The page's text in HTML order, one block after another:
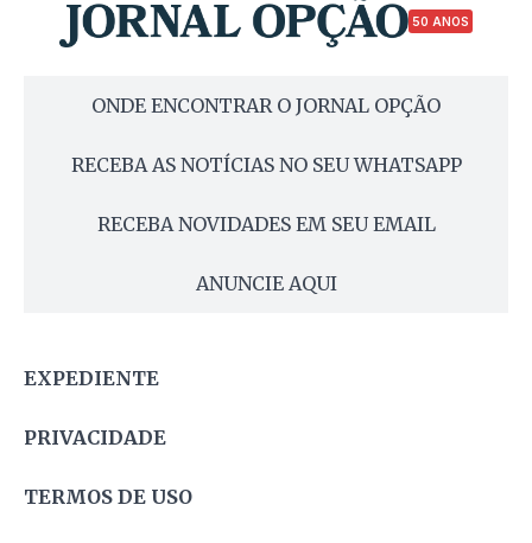
50 ANOS
ONDE ENCONTRAR O JORNAL OPÇÃO
RECEBA AS NOTÍCIAS NO SEU WHATSAPP
RECEBA NOVIDADES EM SEU EMAIL
ANUNCIE AQUI
EXPEDIENTE
PRIVACIDADE
TERMOS DE USO